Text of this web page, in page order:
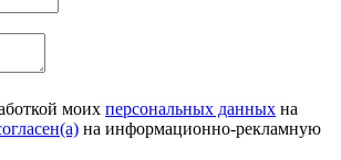
моих персональных данных на
на информационно-рекламную